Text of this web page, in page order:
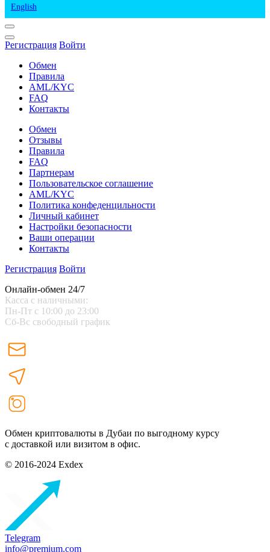
English
Регистрация Войти
Обмен
Правила
AML/KYC
FAQ
Контакты
Обмен
Отзывы
Правила
FAQ
Партнерам
Пользовательское соглашение
AML/KYC
Политика конфеденцильности
Личный кабинет
Настройки безопасности
Ваши операции
Контакты
Регистрация Войти
Онлайн-обмен 24/7
Касса с наличными:
Пн-Пт с 10:00 до 23:00
Сб-Вс свободный график
Обмен криптовалюты в Дубаи по выгодному курсу
с доставкой или визитом в офис.
© 2016-2024 Exdex
Telegram
info@premium.com